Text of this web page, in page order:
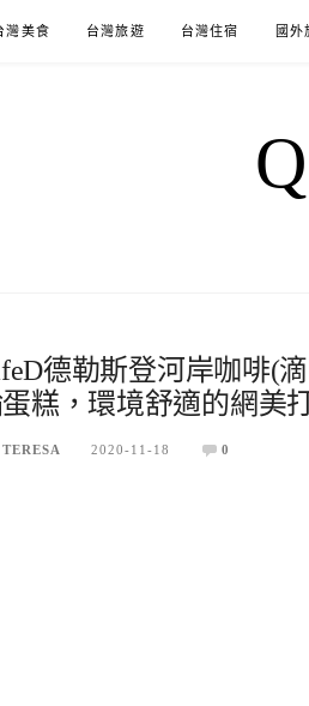
灣美食 台灣旅遊 台灣住宿 國外
德勒斯登河岸咖啡(
糕，環境舒適的網美
TERESA 2020-11-18 0